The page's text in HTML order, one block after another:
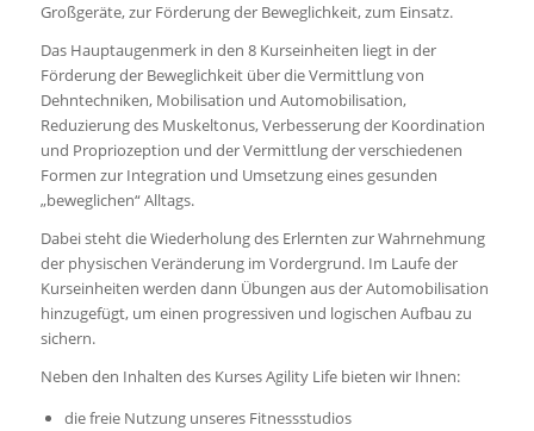
Großgeräte, zur Förderung der Beweglichkeit, zum Einsatz.
Das Hauptaugenmerk in den 8 Kurseinheiten liegt in der
Förderung der Beweglichkeit über die Vermittlung von
Dehntechniken, Mobilisation und Automobilisation,
Reduzierung des Muskeltonus, Verbesserung der Koordination
und Propriozeption und der Vermittlung der verschiedenen
Formen zur Integration und Umsetzung eines gesunden
„beweglichen“ Alltags.
Dabei steht die Wiederholung des Erlernten zur Wahrnehmung
der physischen Veränderung im Vordergrund. Im Laufe der
Kurseinheiten werden dann Übungen aus der Automobilisation
hinzugefügt, um einen progressiven und logischen Aufbau zu
sichern.
Neben den Inhalten des Kurses Agility Life bieten wir Ihnen:
die freie Nutzung unseres Fitnessstudios